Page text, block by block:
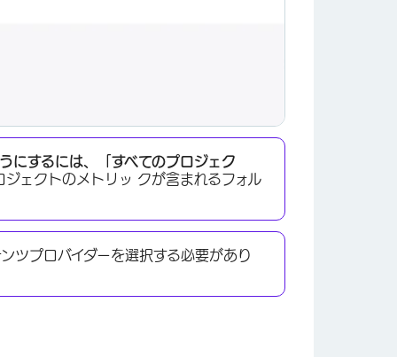
にするには、「すべてのプロジェク
ェクトのメトリッ クが含まれるフォル
ツプロバイダーを選択する必要があり